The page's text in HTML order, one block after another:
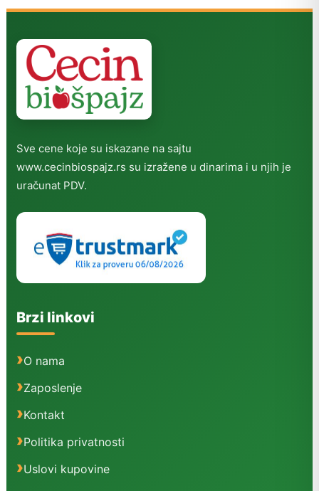
Sve cene koje su iskazane na sajtu
www.cecinbiospajz.rs su izražene u dinarima i u njih je
uračunat PDV.
Brzi linkovi
O nama
Zaposlenje
Kontakt
Politika privatnosti
Uslovi kupovine